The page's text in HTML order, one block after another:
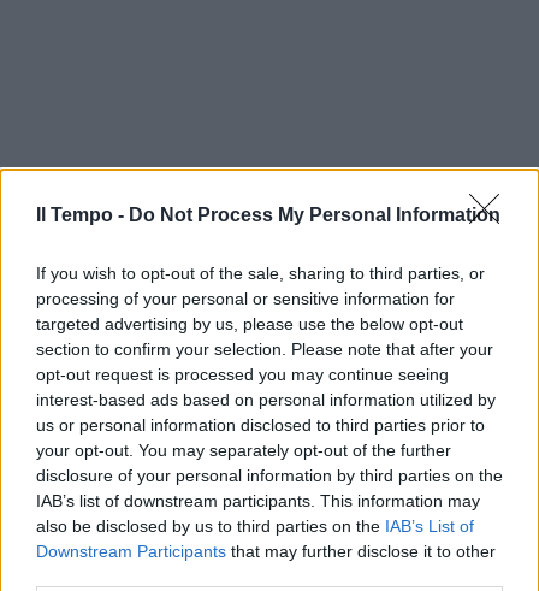
Il Tempo - Do Not Process My Personal Information
If you wish to opt-out of the sale, sharing to third parties, or
processing of your personal or sensitive information for
targeted advertising by us, please use the below opt-out
section to confirm your selection. Please note that after your
opt-out request is processed you may continue seeing
interest-based ads based on personal information utilized by
us or personal information disclosed to third parties prior to
your opt-out. You may separately opt-out of the further
disclosure of your personal information by third parties on the
IAB’s list of downstream participants. This information may
also be disclosed by us to third parties on the IAB’s List of
Downstream Participants that may further disclose it to other